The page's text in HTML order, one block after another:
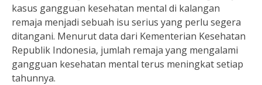
kasus gangguan kesehatan mental di kalangan
remaja menjadi sebuah isu serius yang perlu segera
ditangani. Menurut data dari Kementerian Kesehatan
Republik Indonesia, jumlah remaja yang mengalami
gangguan kesehatan mental terus meningkat setiap
tahunnya.